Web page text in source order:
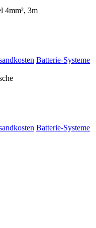
Batterie-Systeme
Batterie-Systeme